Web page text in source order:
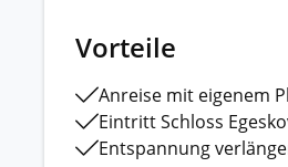
Vorteile
Anreise mit eigenem
Eintritt Schloss
Entspannung